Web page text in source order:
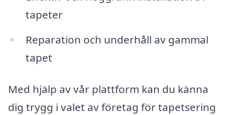
tapeter
Reparation och underhåll av gammal
tapet
Med hjälp av vår plattform kan du känna
dig trygg i valet av företag för tapetsering